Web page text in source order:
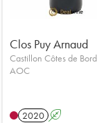
Clos Puy Arnaud
Castillon Côtes de
AOC
2020 A